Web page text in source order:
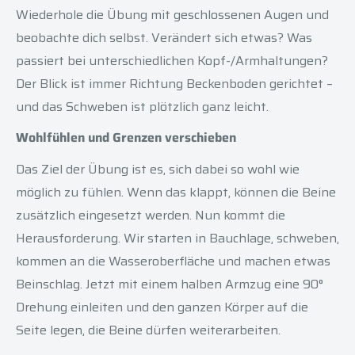
Wiederhole die Übung mit geschlossenen Augen und
beobachte dich selbst. Verändert sich etwas? Was
passiert bei unterschiedlichen Kopf-/Armhaltungen?
Der Blick ist immer Richtung Beckenboden gerichtet –
und das Schweben ist plötzlich ganz leicht.
Wohlfühlen und Grenzen verschieben
Das Ziel der Übung ist es, sich dabei so wohl wie
möglich zu fühlen. Wenn das klappt, können die Beine
zusätzlich eingesetzt werden. Nun kommt die
Herausforderung. Wir starten in Bauchlage, schweben,
kommen an die Wasseroberfläche und machen etwas
Beinschlag. Jetzt mit einem halben Armzug eine 90°
Drehung einleiten und den ganzen Körper auf die
Seite legen, die Beine dürfen weiterarbeiten.